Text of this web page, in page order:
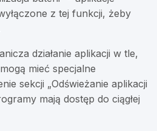
z tej funkcji, żeby
działanie aplikacji w tle,
mieć specjalne
sekcji „Odświeżanie aplikacji
mają dostęp do ciągłej